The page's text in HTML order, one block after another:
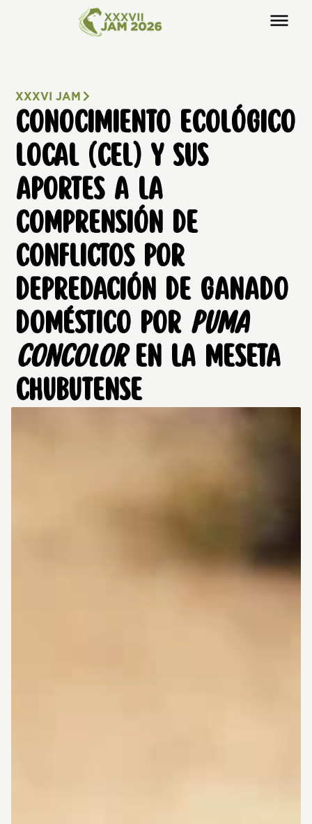
XXXVI JAM
CONOCIMIENTO ECOLÓGICO
LOCAL (CEL) Y SUS
APORTES A LA
COMPRENSIÓN DE
CONFLICTOS POR
DEPREDACIÓN DE GANADO
DOMÉSTICO POR PUMA
CONCOLOREN LA MESETA
CHUBUTENSE